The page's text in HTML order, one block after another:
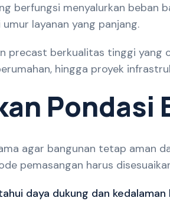
berfungsi menyalurkan beban
layanan yang panjang.
precast berkualitas tinggi
hingga proyek
an Pondasi
agar bangunan tetap aman
pemasangan harus
daya dukung dan kedalaman